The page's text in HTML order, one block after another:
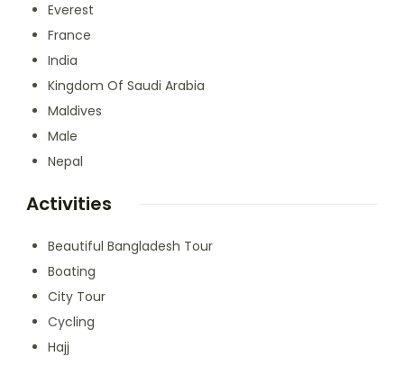
Everest
France
India
Kingdom Of Saudi Arabia
Maldives
Male
Nepal
Activities
Beautiful Bangladesh Tour
Boating
City Tour
Cycling
Hajj